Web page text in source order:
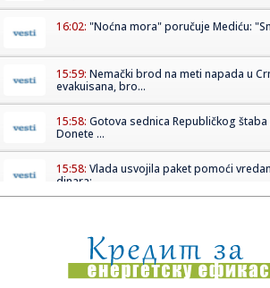
16:02: "Noćna mora" poručuje Mediću:
15:59: Nemački brod na meti napada u
evakuisana, bro...
15:58: Gotova sednica Republičkog
Donete ...
15:58: Vlada usvojila paket pomoći
dinara: ...
15:55:Letujete u Crnoj Gori? Planina
stani...